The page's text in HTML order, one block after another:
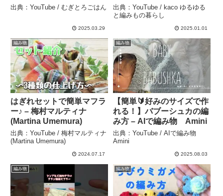
者 #knitting #crochet #春
出典：YouTube / むぎとろごはん
2025.03.29
の三角ショール – kaco ゆ
るゆると編みもの暮らし
出典：YouTube / kaco ゆるゆる
と編みもの暮らし
2025.01.01
編み物
はぎれセットで簡単マフラ
ー♪ – 梅村マルティナ
(Martina Umemura)
出典：YouTube / 梅村マルティナ
(Martina Umemura)
2024.07.17
編み物
【簡単🔰好みのサイズで作
れる！】バブーシュカの編
み方 – AIで編み物 Amini
出典：YouTube / AIで編み物
Amini
2025.08.03
編み物 編み物